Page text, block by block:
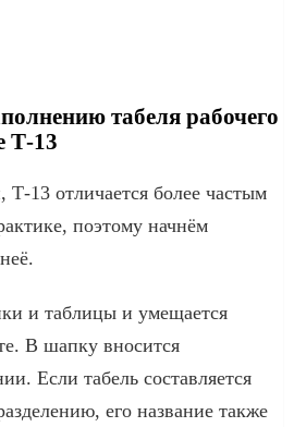
табеля рабочего
Т-13
13 отличается более частым
поэтому начнём
и таблицы и умещается
В шапку вносится
Если табель составляется
его название также